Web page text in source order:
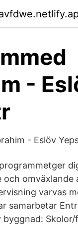
-
- Eslöv
och omväxlande
varvas
samarbetar
byggnad: